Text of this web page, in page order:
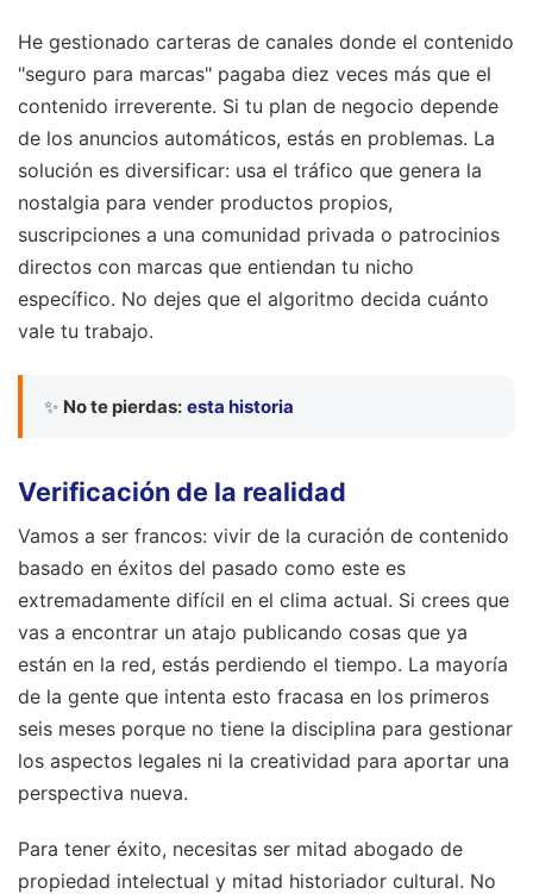
He gestionado carteras de canales donde el contenido
"seguro para marcas" pagaba diez veces más que el
contenido irreverente. Si tu plan de negocio depende
de los anuncios automáticos, estás en problemas. La
solución es diversificar: usa el tráfico que genera la
nostalgia para vender productos propios,
suscripciones a una comunidad privada o patrocinios
directos con marcas que entiendan tu nicho
específico. No dejes que el algoritmo decida cuánto
vale tu trabajo.
✨ No te pierdas: esta historia
Verificación de la realidad
Vamos a ser francos: vivir de la curación de contenido
basado en éxitos del pasado como este es
extremadamente difícil en el clima actual. Si crees que
vas a encontrar un atajo publicando cosas que ya
están en la red, estás perdiendo el tiempo. La mayoría
de la gente que intenta esto fracasa en los primeros
seis meses porque no tiene la disciplina para gestionar
los aspectos legales ni la creatividad para aportar una
perspectiva nueva.
Para tener éxito, necesitas ser mitad abogado de
propiedad intelectual y mitad historiador cultural. No